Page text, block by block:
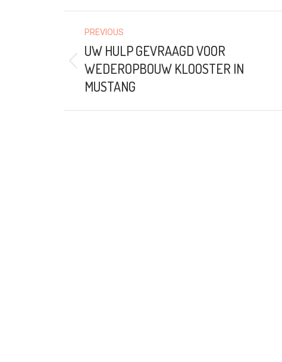
POST
NAVIGATION
PREVIOUS
Previous
post:
UW HULP GEVRAAGD VOOR
WEDEROPBOUW KLOOSTER IN
MUSTANG